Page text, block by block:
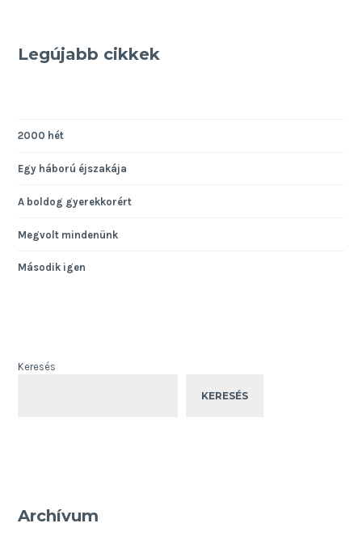
Legújabb cikkek
2000 hét
Egy háború éjszakája
A boldog gyerekkorért
Megvolt mindenünk
Második igen
Keresés
KERESÉS
Archívum